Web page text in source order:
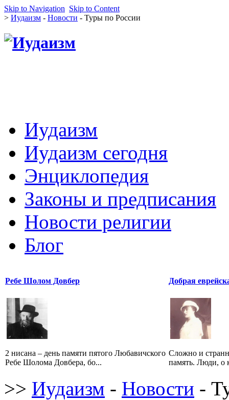
Skip to Navigation Skip to Content
> Иудаизм - Новости - Туры по России
Иудаизм
Иудаизм сегодня
Энциклопедия
Законы и предписания
Новости религии
Блог
Ребе Шолом Довбер
2 нисана – день памяти пятого Любавичского
Ребе Шолома Довбера, бо...
Добрая
Сложно и
память. Люди, о
>> Иудаизм - Новости -